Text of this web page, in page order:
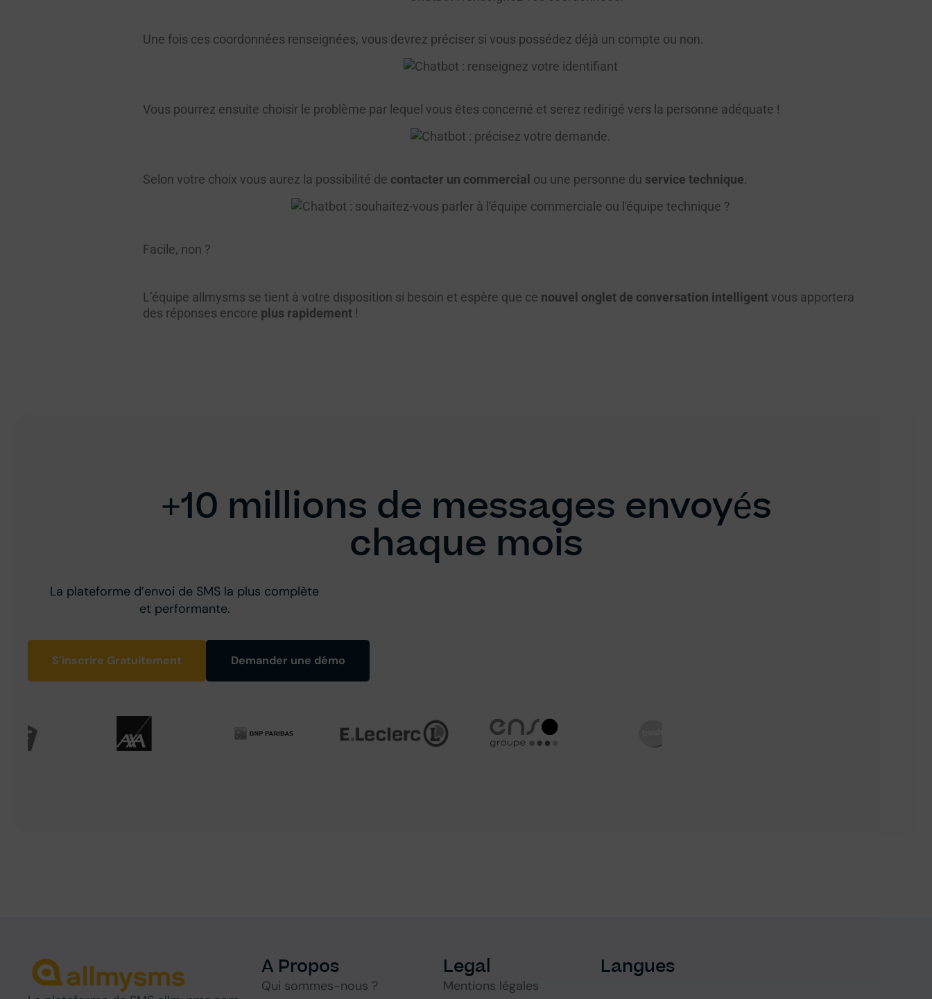
Une fois ces coordonnées renseignées, vous devrez préciser si vous possédez déjà un compte ou non.
Vous pourrez ensuite choisir le problème par lequel vous êtes concerné et serez redirigé vers la personne adéquate !
Selon votre choix vous aurez la possibilité de contacter un commercial ou une personne du service technique.
Facile, non ?
L’équipe allmysms se tient à votre disposition si besoin et espère que ce nouvel onglet de conversation intelligent vous apportera
des réponses encore plus rapidement !
+10 millions de messages envoyés
chaque mois
La plateforme d’envoi de SMS la plus complète
et performante.
S’inscrire Gratuitement Demander une démo
A Propos
Qui sommes-nous ?
Legal
Mentions légales
Langues